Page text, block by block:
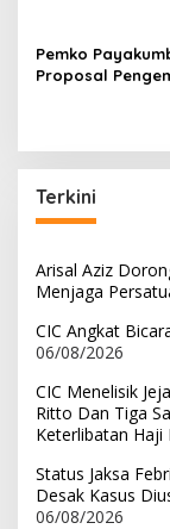
s
Pemko
Proposal
Terkini
Arisal Aziz
Menjaga
CIC Angkat
06/08/2026
CIC Menelisik
Ritto Dan Tiga
Keterlibatan Haji
Status Jaksa
Desak Kasus
06/08/2026